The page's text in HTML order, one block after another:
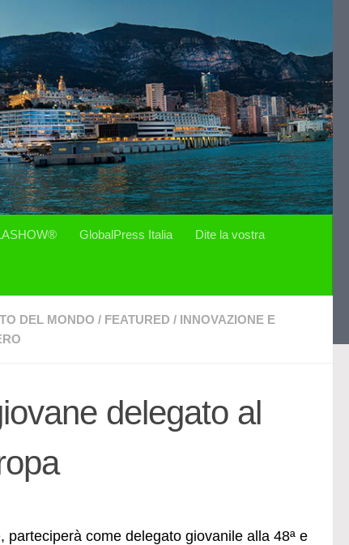
GlobalPress Italia Dite la vostra
DEL MONDO / FEATURED / INNOVAZIONE E
delegato al
come delegato giovanile alla 48ª e